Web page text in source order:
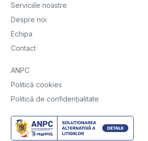
Serviciile noastre
Despre noi
Echipa
Contact
ANPC
Politică cookies
Politică de confidențialitate